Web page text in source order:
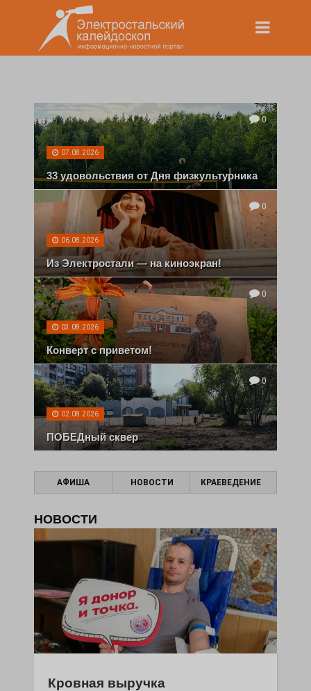
0
07.08.2026
33 удовольствия от Дня физкультурника
0
06.08.2026
Из Электростали — на киноэкран!
0
03.08.2026
Конверт с приветом!
0
02.08.2026
ПОБЕДный сквер
АФИША НОВОСТИ КРАЕВЕДЕНИЕ
НОВОСТИ
Кровная выручка